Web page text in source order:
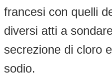
francesi con quelli
diversi atti a
secrezione di cloro
sodio.